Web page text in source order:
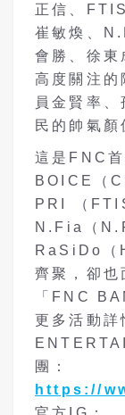
正信、
崔敏煥、
會勝、徐東
高度關注
員金賢率
民的帥氣顏
這是FNC首
BOICE（
PRI （
N.Fia（
RaSiDo（
齊聚，卻也
「FNC
更多活動
團：
https://